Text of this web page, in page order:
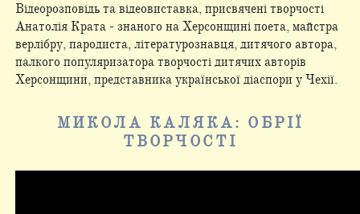
Відеорозповідь та відеовиставка, присвячені творчості
Анатолія Крата - знаного на Херсонщині поета, майстра
верлібру, пародиста, літературознавця, дитячого автора,
палкого популяризатора творчості дитячих авторів
Херсонщини, представника української діаспори у Чехії.
МИКОЛА КАЛЯКА: ОБРІЇ
ТВОРЧОСТІ